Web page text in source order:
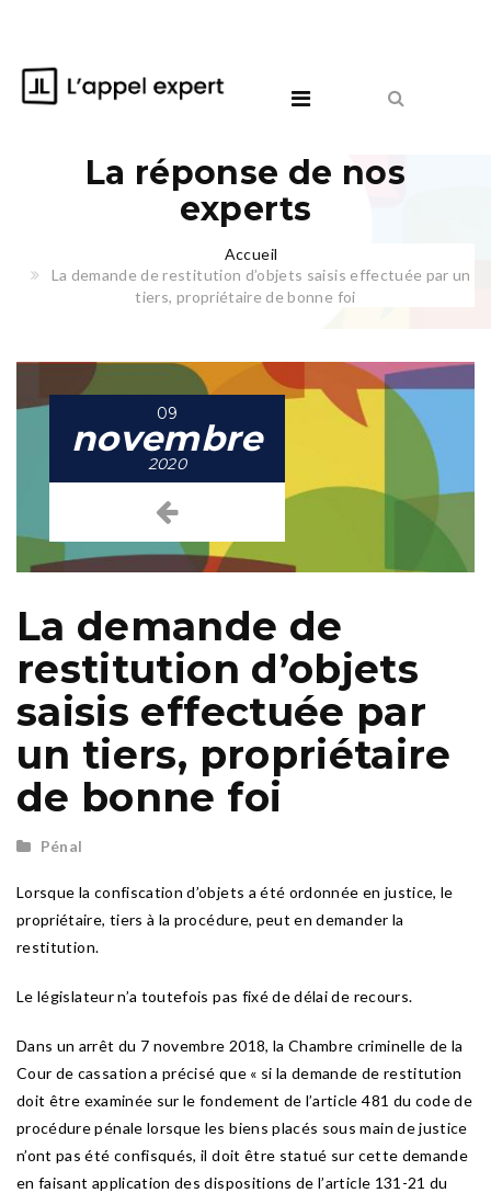
La réponse de nos
experts
Accueil
La demande de restitution d’objets saisis effectuée par un
tiers, propriétaire de bonne foi
09
novembre
2020
La demande de
restitution d’objets
saisis effectuée par
un tiers, propriétaire
de bonne foi
Pénal
Lorsque la confiscation d’objets a été ordonnée en justice, le
propriétaire, tiers à la procédure, peut en demander la
restitution.
Le législateur n’a toutefois pas fixé de délai de recours.
Dans un arrêt du 7 novembre 2018, la Chambre criminelle de la
Cour de cassation a précisé que « si la demande de restitution
doit être examinée sur le fondement de l’article 481 du code de
procédure pénale lorsque les biens placés sous main de justice
n’ont pas été confisqués, il doit être statué sur cette demande
en faisant application des dispositions de l’article 131-21 du